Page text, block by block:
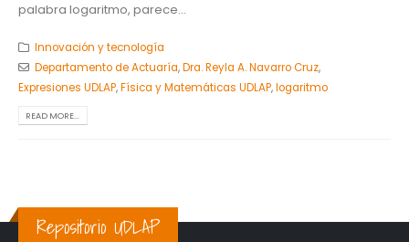
palabra logaritmo, parece...
Innovación y tecnología
Departamento de Actuaría,Dra. Reyla A. Navarro Cruz,
Expresiones UDLAP,Física y Matemáticas UDLAP,logaritmo
READ MORE...
Repositorio UDLAP